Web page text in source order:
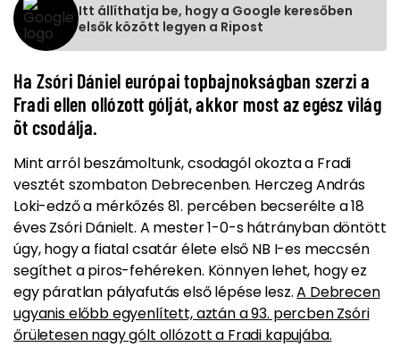
Itt állíthatja be, hogy a Google keresőben
elsők között legyen a Ripost
Ha Zsóri Dániel európai topbajnokságban szerzi a
Fradi ellen ollózott gólját, akkor most az egész világ
õt csodálja.
Mint arról beszámoltunk,csodagól okozta a Fradi
vesztét szombaton Debrecenben. Herczeg András
Loki-edző a mérkőzés 81. percében becserélte a 18
évesZsóri Dánielt. A mester 1-0-s hátrányban döntött
úgy, hogy a fiatal csatár élete első NB I-es meccsén
segíthet a piros-fehéreken. Könnyen lehet, hogy ez
egy páratlan pályafutás első lépése lesz.A Debrecen
ugyanis előbb egyenlített, aztán a 93. percben Zsóri
őrületesen nagy gólt ollózott a Fradi kapujába.